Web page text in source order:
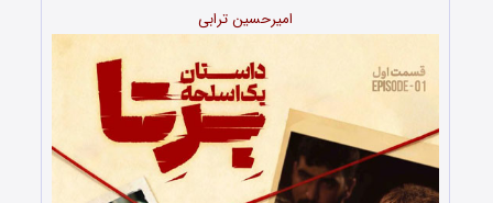
امیرحسین ترابی